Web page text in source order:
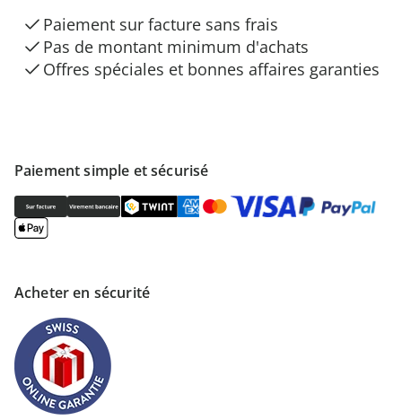
Paiement simple et sécurisé
Acheter en sécurité
Paiement sur facture sans frais
Pas de montant minimum d'achats
Offres spéciales et bonnes affaires garanties